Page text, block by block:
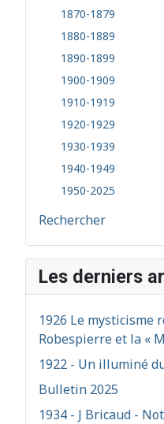
1870-1879
1880-1889
1890-1899
1900-1909
1910-1919
1920-1929
1930-1939
1940-1949
1950-2025
Rechercher
Les derniers
1926 Le mysticisme
Robespierre et la «
1922 - Un illuminé
Bulletin 2025
1934 - J Bricaud -